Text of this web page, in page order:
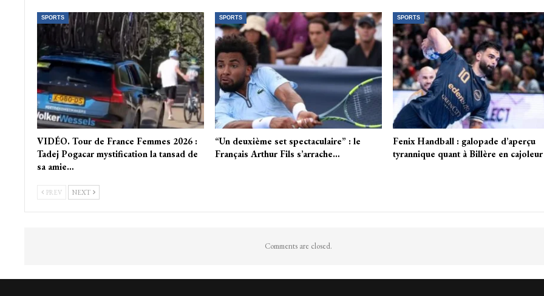
SPORTS
VIDÉO. Tour de France Femmes 2026 :
Tadej Pogacar mystification la tansad de
sa amie…
SPORTS
“Un deuxième set spectaculaire” : le
Français Arthur Fils s’arrache…
SPORTS
Fenix Handball : galopade d’aperçu
tyrannique quant à Billère en cajoleur
PREV NEXT
Comments are closed.